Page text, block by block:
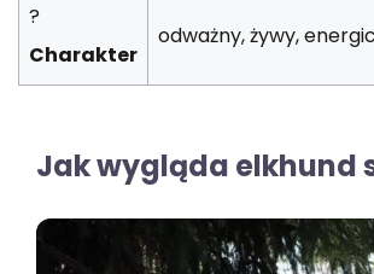
?
Charakter
odważny, żywy,
Jak wygląda elkhund